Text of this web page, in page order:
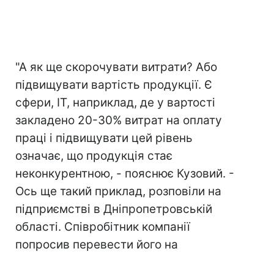
"А як ще скорочувати витрати? Або
підвищувати вартість продукції. Є
сфери, IT, наприклад, де у вартості
закладено 20-30% витрат на оплату
праці і підвищувати цей рівень
означає, що продукція стає
неконкурентною, - пояснює Кузовий. -
Ось ще такий приклад, розповіли на
підприємстві в Дніпропетровській
області. Співробітник компанії
попросив перевести його на